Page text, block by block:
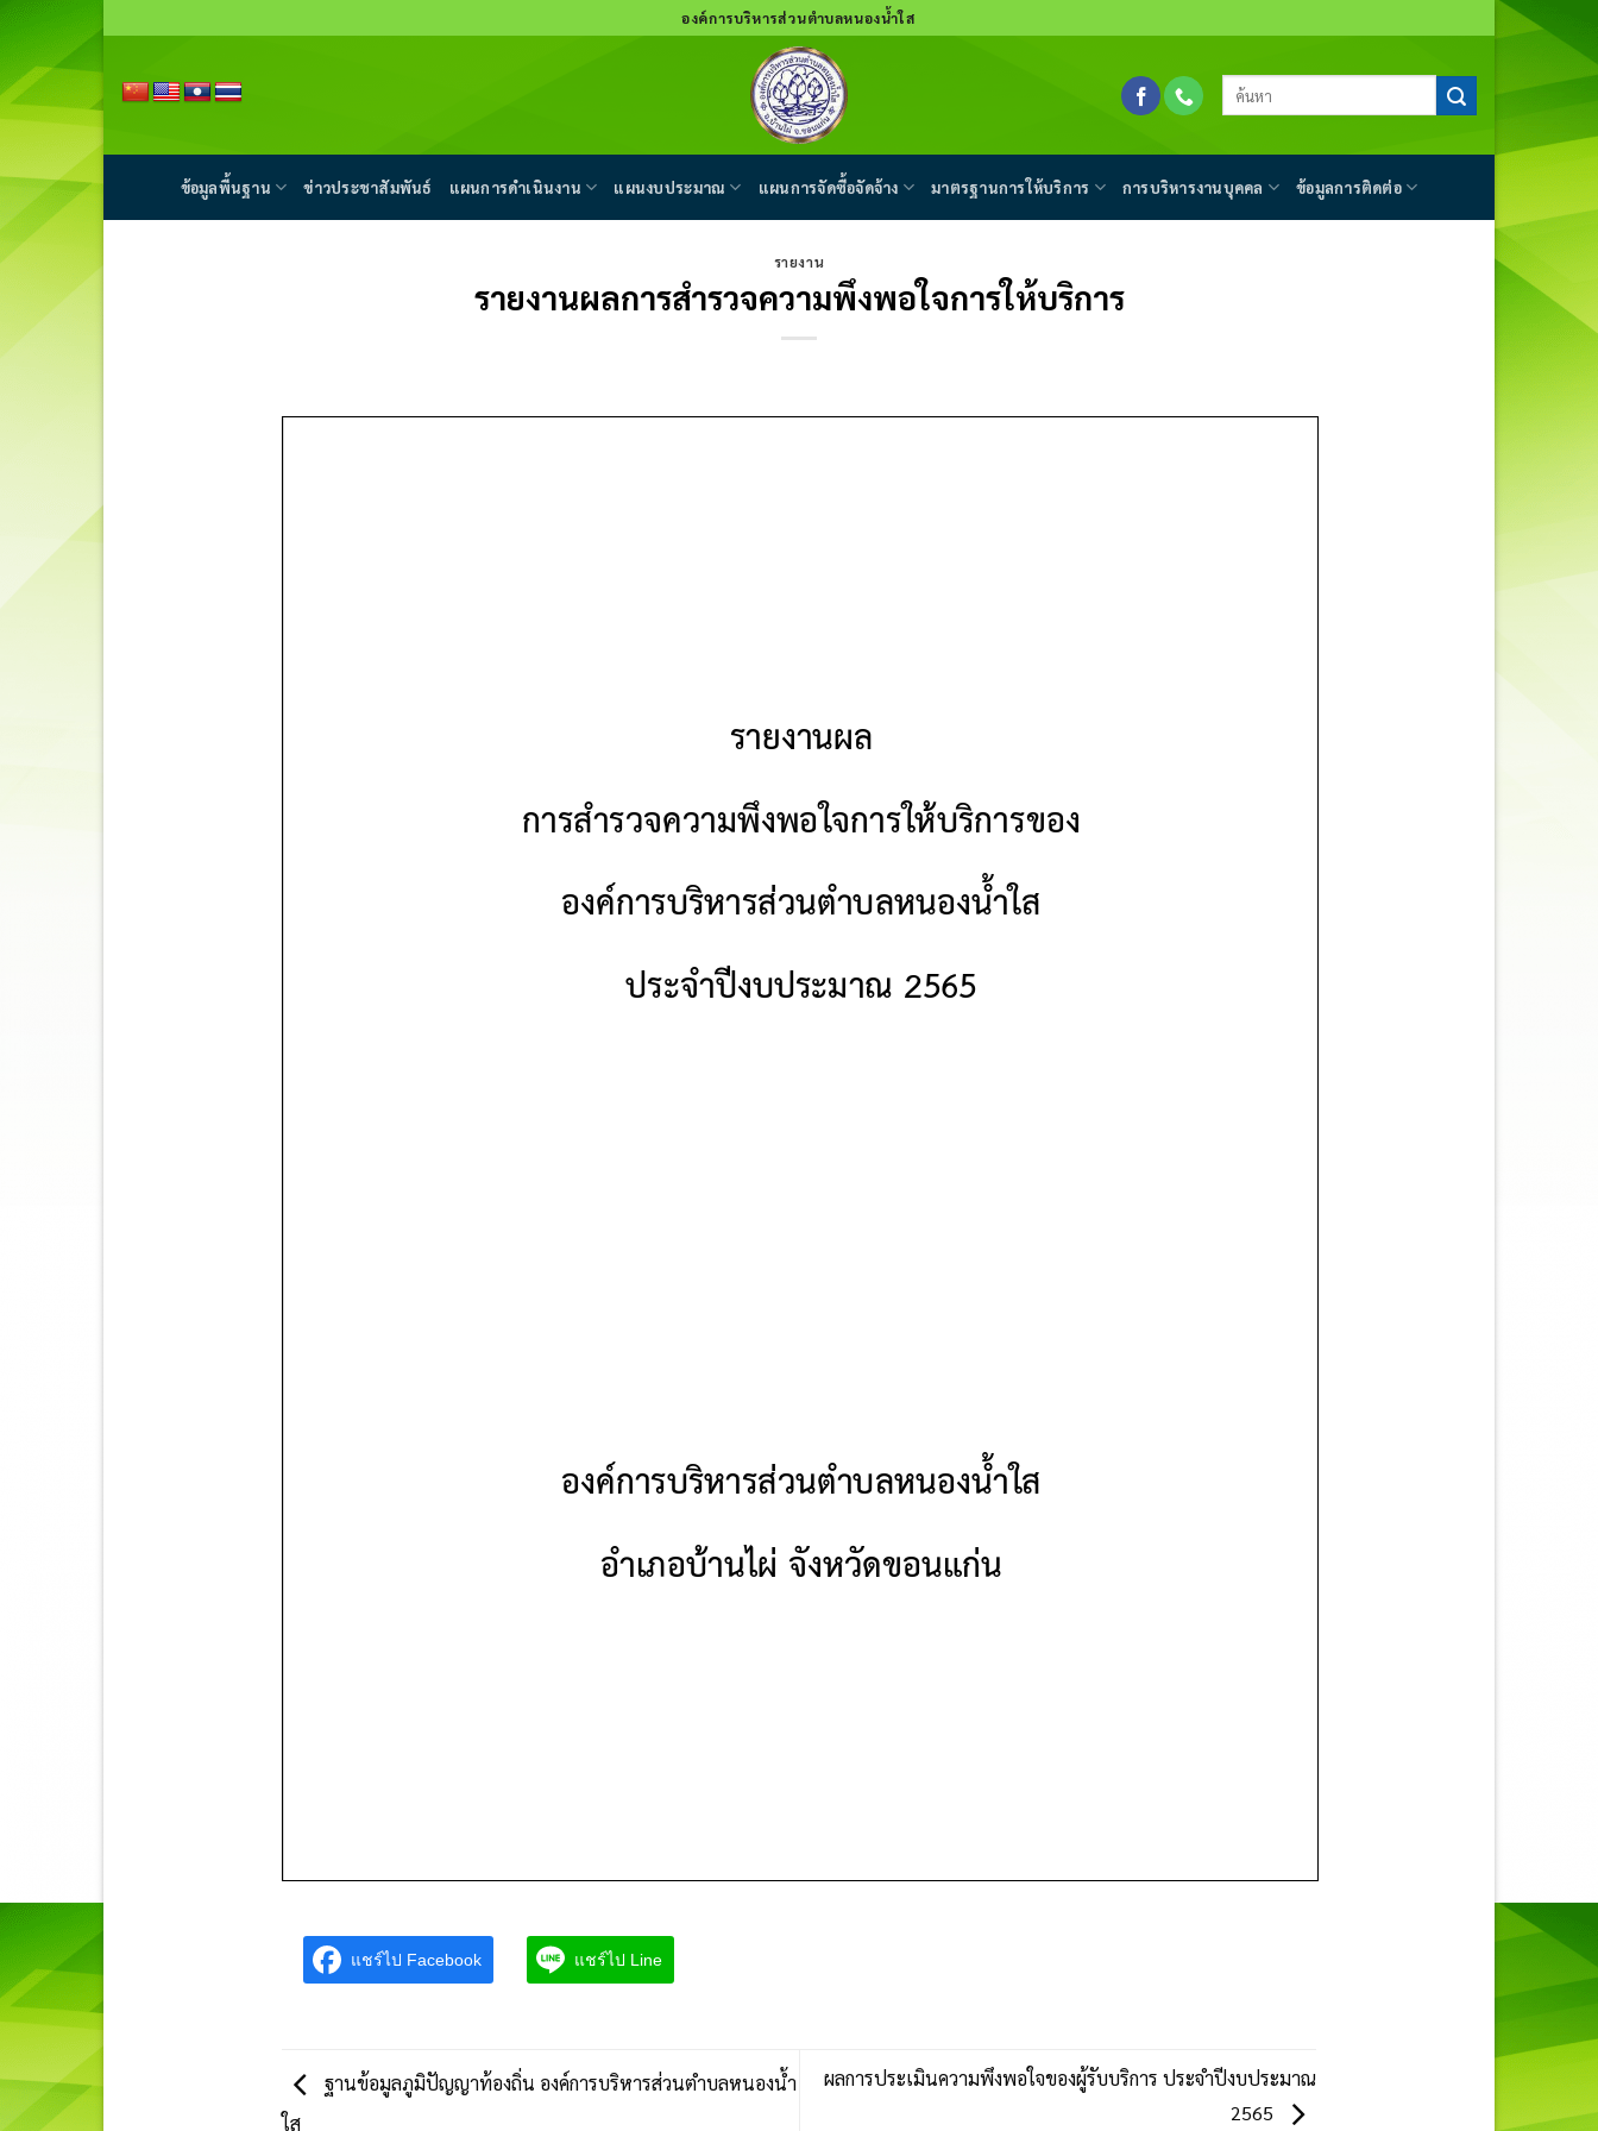
to
content
องค์การบริหารส่วนตำบลหนองน้ำใส
ข้อมูลพื้นฐาน ข่าวประชาสัมพันธ์ แผนการดำเนินงาน แผนงบประมาณ แผนการจัดซื้อจัดจ้าง มาตรฐานการให้บริการ การบริหารงานบุคคล ข้อมูลการติดต่อ
รายงาน
รายงานผลการสำรวจความพึงพอใจการให้บริการ
แชร์ไป Facebook แชร์ไป Line
ฐานข้อมูลภูมิปัญญาท้องถิ่น องค์การบริหารส่วนตำบลหนองน้ำ
ใส
ผลการประเมินความพึงพอใจของผู้รับบริการ ประจำปีงบประมาณ
2565